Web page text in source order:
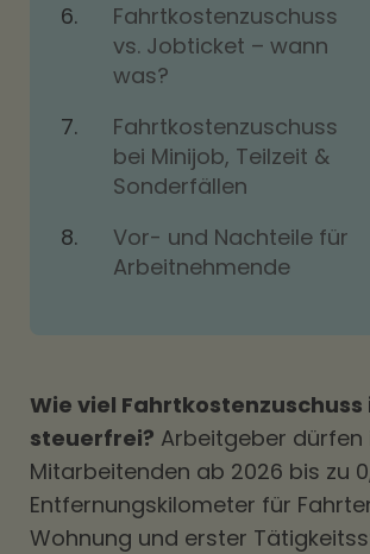
Fahrtkostenzuschuss
vs. Jobticket – wann
was?
Fahrtkostenzuschuss
bei Minijob, Teilzeit &
Sonderfällen
Vor- und Nachteile für
Arbeitnehmende
Wie viel Fahrtkostenzuschuss
steuerfrei? Arbeitgeber dürfen
Mitarbeitenden ab 2026 bis zu
Entfernungskilometer für
Wohnung und erster